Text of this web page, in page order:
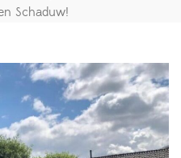
Schaduw!